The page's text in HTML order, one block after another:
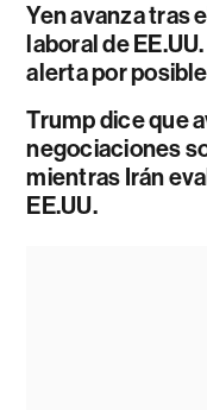
Yen avanza tras
laboral de
alerta por
Trump dice que
negociaciones
mientras Irán
EE.UU.